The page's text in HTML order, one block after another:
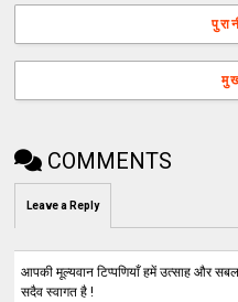
COMMENTS
Leave a Reply
आपकी मूल्यवान टिप्पणियाँ हमें उत्साह और
सदैव स्वागत है !